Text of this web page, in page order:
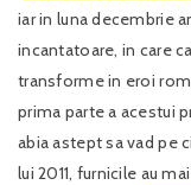
iar in luna decembrie
incantatoare, in care
transforme in eroi
prima parte a acestui
abia astept sa vad pe
lui 2011, furnicile au